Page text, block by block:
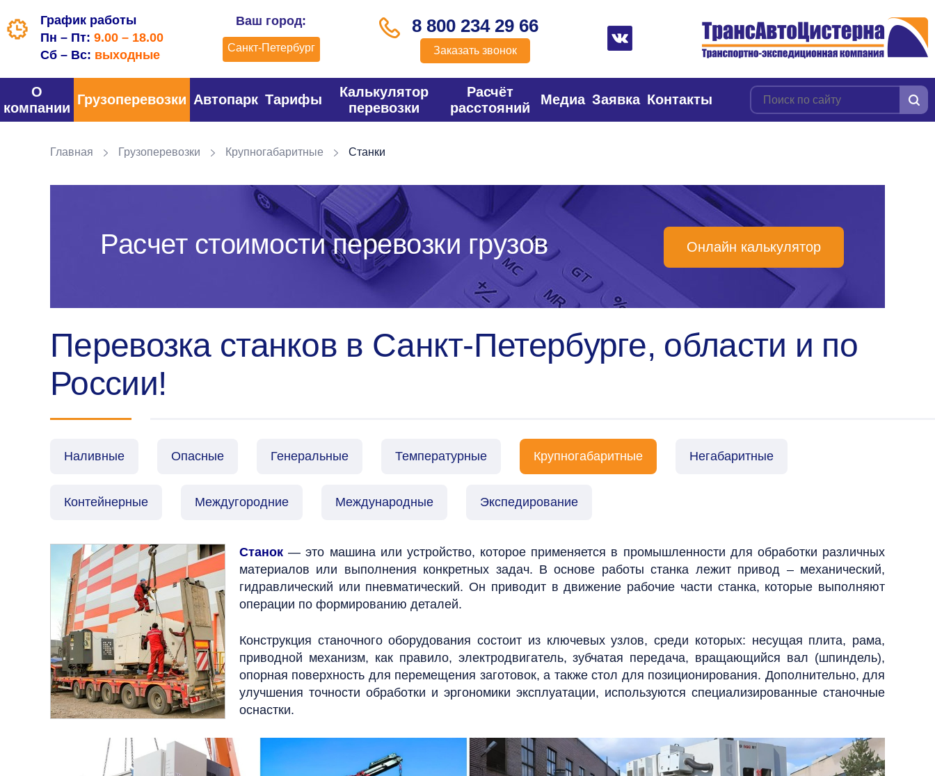
График работы
Пн – Пт: 9.00 – 18.00
Сб – Вс: выходные
Ваш город:
Санкт-Петербург
8 800 234 29 66
Заказать звонок
О
компании
Грузоперевозки Автопарк Тарифы
Калькулятор
перевозки
Расчёт
расстояний
Медиа Заявка Контакты
Главная Грузоперевозки Крупногабаритные Станки
Расчет стоимости перевозки грузов Онлайн калькулятор
Перевозка станков в Санкт-Петербурге, области и по
России!
Наливные Опасные Генеральные Температурные Крупногабаритные Негабаритные
Контейнерные Междугородние Международные Экспедирование
Станок — это машина или устройство, которое применяется в промышленности для обработки различных
материалов или выполнения конкретных задач. В основе работы станка лежит привод – механический,
гидравлический или пневматический. Он приводит в движение рабочие части станка, которые выполняют
операции по формированию деталей.
Конструкция станочного оборудования состоит из ключевых узлов, среди которых: несущая плита, рама,
приводной механизм, как правило, электродвигатель, зубчатая передача, вращающийся вал (шпиндель),
опорная поверхность для перемещения заготовок, а также стол для позиционирования. Дополнительно, для
улучшения точности обработки и эргономики эксплуатации, используются специализированные станочные
оснастки.